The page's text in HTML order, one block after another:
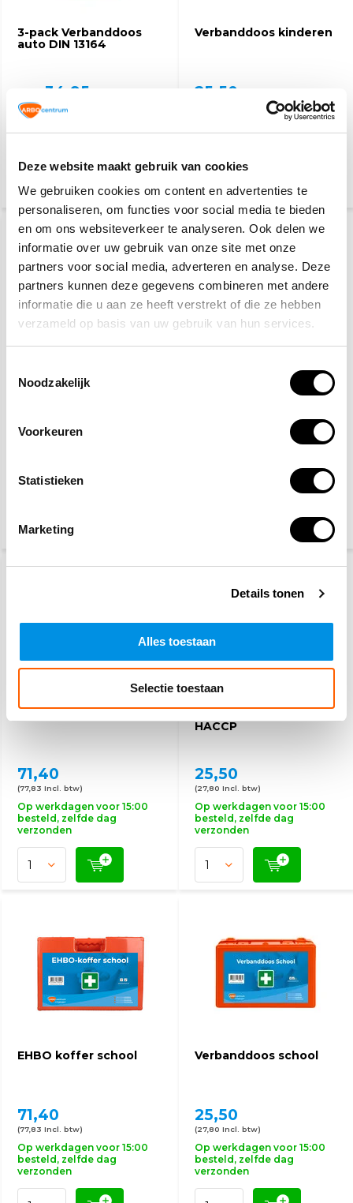
Deze website maakt gebruik van cookies
We gebruiken cookies om content en advertenties te
personaliseren, om functies voor social media te bieden
en om ons websiteverkeer te analyseren. Ook delen we
informatie over uw gebruik van onze site met onze
partners voor social media, adverteren en analyse. Deze
partners kunnen deze gegevens combineren met andere
informatie die u aan ze heeft verstrekt of die ze hebben
verzameld op basis van uw gebruik van hun services.
Noodzakelijk
Voorkeuren
Statistieken
Marketing
Details tonen
Alles toestaan
Selectie toestaan
3-pack Verbanddoos
auto DIN 13164
34,95
(38,10 Incl. btw)
besteld, zelfde dag
Verbanddoos kinderen
25,50
Op werkdagen voor 15:00
besteld, zelfde dag
71,40
besteld, zelfde dag
EHBO-koffer horeca
DETECTABLE (HACCP)
Op werkdagen voor 15:00
besteld, zelfde dag
71,40
(77,83 Incl. btw)
Op werkdagen voor 15:00
besteld, zelfde dag
verzonden
HACCP
25,50
(27,80 Incl. btw)
Op werkdagen voor 15:00
besteld, zelfde dag
verzonden
EHBO koffer school
71,40
(77,83 Incl. btw)
Op werkdagen voor 15:00
besteld, zelfde dag
verzonden
Verbanddoos school
25,50
(27,80 Incl. btw)
Op werkdagen voor 15:00
besteld, zelfde dag
verzonden